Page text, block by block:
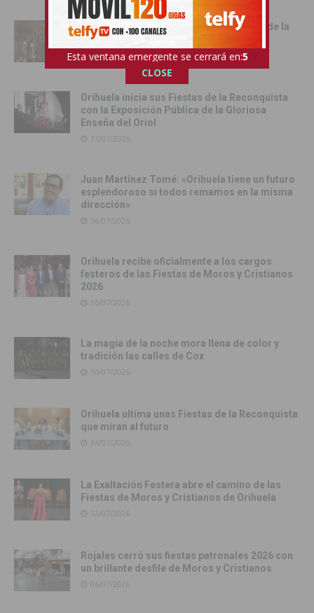
Cox vive su día grande con la procesión de la
Virgen del Carmen
17/07/2026
Orihuela inicia sus Fiestas de la Reconquista
con la Exposición Pública de la Gloriosa
Enseña del Oriol
17/07/2026
Juan Martínez Tomé: «Orihuela tiene un futuro
esplendoroso si todos remamos en la misma
dirección»
16/07/2026
Orihuela recibe oficialmente a los cargos
festeros de las Fiestas de Moros y Cristianos
2026
16/07/2026
La magia de la noche mora llena de color y
tradición las calles de Cox
16/07/2026
Orihuela ultima unas Fiestas de la Reconquista
que miran al futuro
14/07/2026
La Exaltación Festera abre el camino de las
Fiestas de Moros y Cristianos de Orihuela
12/07/2026
Rojales cerró sus fiestas patronales 2026 con
un brillante desfile de Moros y Cristianos
06/07/2026
Esta ventana emergente se cerrará en:4
CLOSE